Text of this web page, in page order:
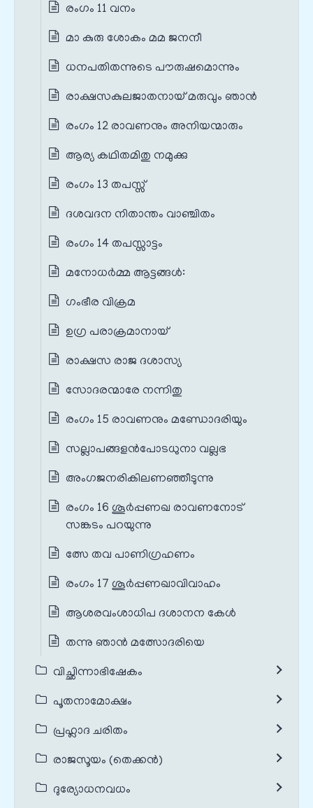
രംഗം 11 വനം
മാ കുരു ശോകം മമ ജനനീ
ധനപതിതന്നുടെ പൗരുഷമൊന്നും
രാക്ഷസകുലജാതനായ് മരുവും ഞാൻ
രംഗം 12 രാവണനും അനിയന്മാരും
ആര്യ കഥിതമിതു നമുക്കു
രംഗം 13 തപസ്സ്
ദശവദന നിതാന്തം വാഞ്ചിതം
രംഗം 14 തപസ്സാട്ടം
മനോധർമ്മ ആട്ടങ്ങൾ:
ഗംഭീര വിക്രമ
ഉഗ്ര പരാക്രമാനായ്‌
രാക്ഷസ രാജ ദശാസ്യ
സോദരന്മാരേ നന്നിതു
രംഗം 15 രാവണനും മണ്ഡോദരിയും
സല്ലാപങ്ങളൻപോടധുനാ വല്ലഭ
അംഗജനരികിലണഞ്ഞീടുന്നു
രംഗം 16 ശൂർപ്പണഖ രാവണനോട്
സങ്കടം പറയുന്നു
ത്സേ തവ പാണിഗ്രഹണം
രംഗം 17 ശൂർപ്പണഖാവിവാഹം
ആശരവംശാധിപ ദശാനന കേൾ
തന്നു ഞാൻ മത്സോദരിയെ
വിച്ഛിന്നാഭിഷേകം
പൂതനാമോക്ഷം
പ്രഹ്ലാദ ചരിതം
രാജസൂയം (തെക്കൻ)
ദുര്യോധനവധം